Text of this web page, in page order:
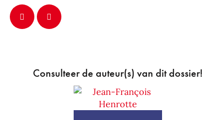
Consulteer de auteur(s) van dit dossier!